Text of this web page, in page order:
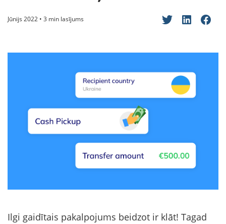
Jūnijs 2022 • 3 min lasījums
Ilgi gaidītais pakalpojums beidzot ir klāt! Tagad